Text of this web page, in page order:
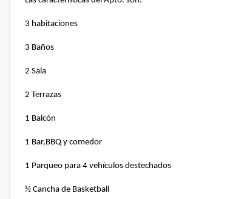
3 habitaciones
3 Baños
2 Sala
2 Terrazas
1 Balcón
1 Bar,BBQ y comedor
1 Parqueo para 4 vehículos destechados
½ Cancha de Basketball